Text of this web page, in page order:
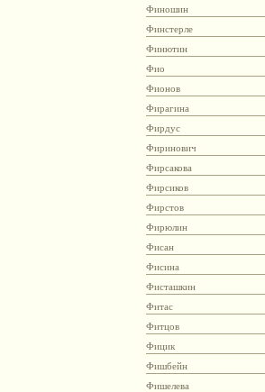
Финошин
Финстерле
Финютин
Фио
Фионов
Фирагина
Фирдус
Фиринович
Фирсакова
Фирсиков
Фирстов
Фирюлин
Фисан
Фисина
Фисташкин
Фитас
Фитцов
Фицик
Фишбейн
Фишелева